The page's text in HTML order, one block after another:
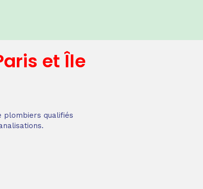
et Île
plombiers qualifiés